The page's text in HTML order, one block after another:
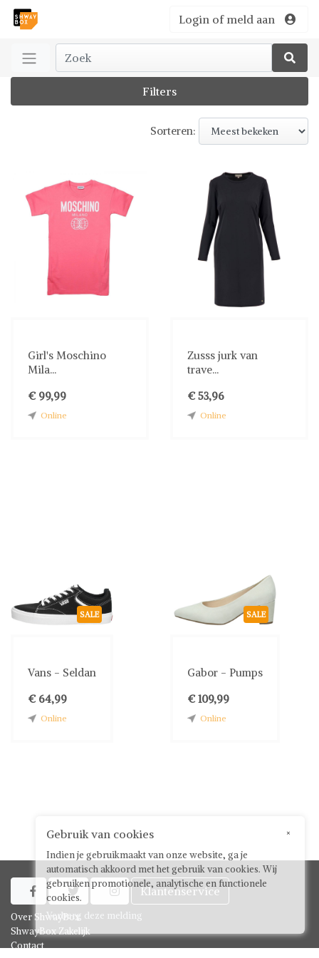
Login of meld aan
Filters
Sorteren:
Girl's Moschino
Mila...
€ 99,99
Online
Zusss jurk van
trave...
€ 53,96
Online
SALE
Vans - Seldan
€ 64,99
Online
SALE
Gabor - Pumps
€ 109,99
Online
   Klantenservice
Over ShwayBox
ShwayBox Zakelijk
Contact
×
Gebruik van cookies
Indien je gebruikmaakt van onze website, ga je
automatisch akkoord met het gebruik van cookies. Wij
gebruiken promotionele, analytische en functionele
cookies.
Verberg deze melding